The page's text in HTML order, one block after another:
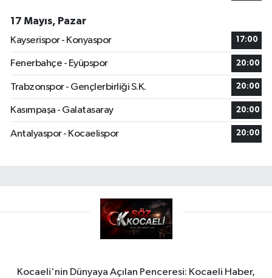
17 Mayıs, Pazar
Kayserispor - Konyaspor
17:00
Fenerbahçe - Eyüpspor 20:00
Trabzonspor - Gençlerbirliği S.K. 20:00
Kasımpaşa - Galatasaray 20:00
Antalyaspor - Kocaelispor 20:00
Kocaeli'nin Dünyaya Açılan Penceresi: Kocaeli Haber,